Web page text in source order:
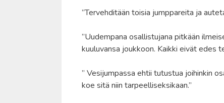
”Tervehditään toisia jumppareita ja
”Uudempana osallistujana pitkään
kuuluvansa joukkoon. Kaikki eivät edes
” Vesijumpassa ehtii tutustua joihinkin
koe sitä niin tarpeelliseksikaan.”